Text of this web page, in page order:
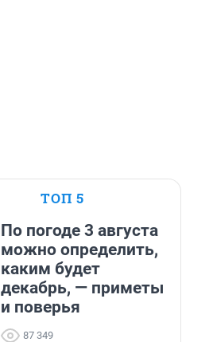
ТОП 5
По погоде 3 августа
можно определить,
каким будет
декабрь, — приметы
и поверья
87 349